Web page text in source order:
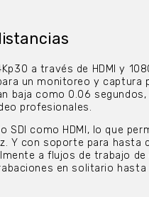
a través de HDMI y
un monitoreo y captura
baja como 0.06
profesionales.
como HDMI, lo que
Y con soporte para hasta
a flujos de trabajo
en solitario